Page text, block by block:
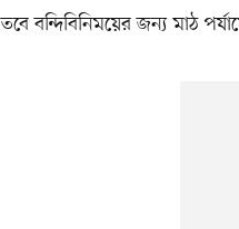
তবে বন্দিবিনিময়ের জন্য মাঠ